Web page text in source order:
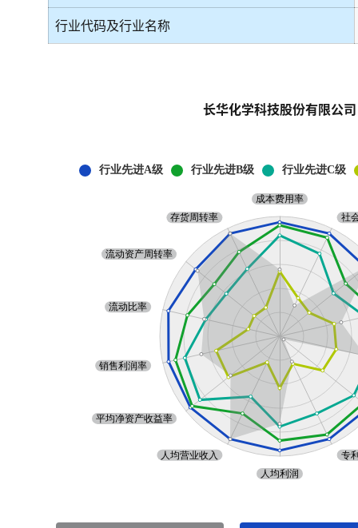
行业代码及行业名称
长华化学科技股份有限公司